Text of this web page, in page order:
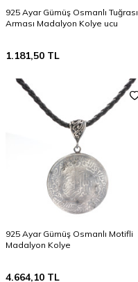
925 Ayar Gümüş Osmanlı Tuğrası
Arması Madalyon Kolye ucu
1.181,50 TL
925 Ayar Gümüş Osmanlı Motifli
Madalyon Kolye
4.664,10 TL